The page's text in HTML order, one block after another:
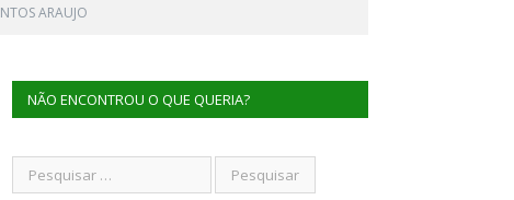
ARAUJO
NÃO ENCONTROU O QUE QUERIA?